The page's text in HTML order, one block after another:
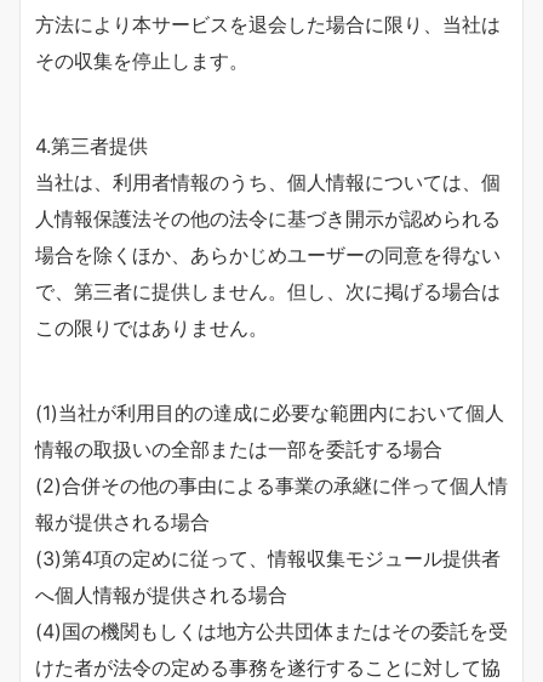
方法により本サービスを退会した場合に限り、当社は
その収集を停止します。
4.第三者提供
当社は、利用者情報のうち、個人情報については、個
人情報保護法その他の法令に基づき開示が認められる
場合を除くほか、あらかじめユーザーの同意を得ない
で、第三者に提供しません。但し、次に掲げる場合は
この限りではありません。
(1)当社が利用目的の達成に必要な範囲内において個人
情報の取扱いの全部または一部を委託する場合
(2)合併その他の事由による事業の承継に伴って個人情
報が提供される場合
(3)第4項の定めに従って、情報収集モジュール提供者
へ個人情報が提供される場合
(4)国の機関もしくは地方公共団体またはその委託を受
けた者が法令の定める事務を遂行することに対して協